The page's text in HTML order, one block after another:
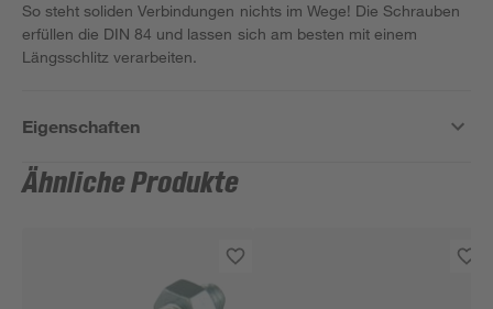
So steht soliden Verbindungen nichts im Wege! Die Schrauben
erfüllen die DIN 84 und lassen sich am besten mit einem
Längsschlitz verarbeiten.
Eigenschaften
Ähnliche Produkte